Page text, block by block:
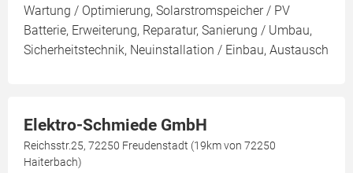
Wartung / Optimierung, Solarstromspeicher / PV
Batterie, Erweiterung, Reparatur, Sanierung / Umbau,
Sicherheitstechnik, Neuinstallation / Einbau, Austausch
Elektro-Schmiede GmbH
Reichsstr.25, 72250 Freudenstadt (19km von 72250
Haiterbach)